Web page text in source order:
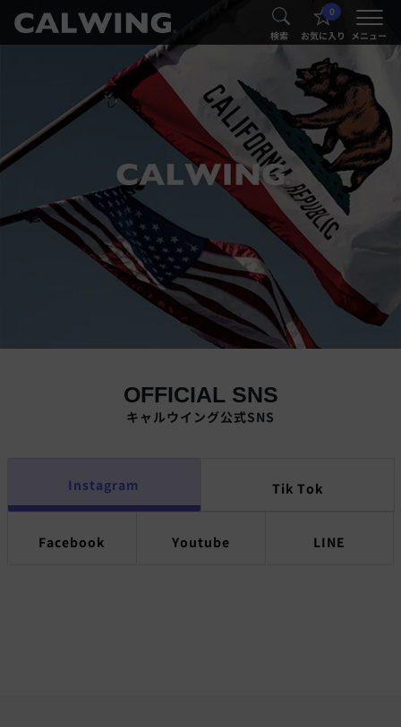
® 検索
0
お気に入り メニュー
®
OFFICIAL SNS
キャルウイング公式SNS
Instagram Tik Tok
Facebook Youtube LINE